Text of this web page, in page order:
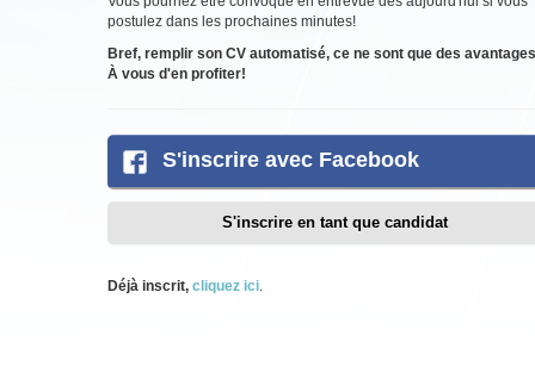
postulez dans les prochaines minutes!
Bref, remplir son CV automatisé, ce ne sont que des
À vous d'en profiter!
S'inscrire avec Facebook
S'inscrire en tant que candidat
Déjà inscrit, cliquez ici.